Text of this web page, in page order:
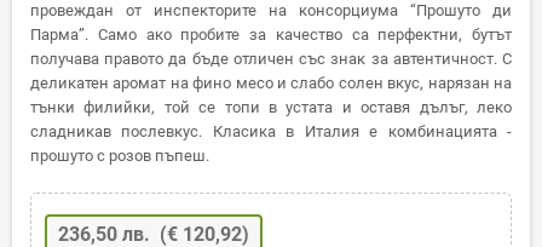
провеждан от инспекторите на консорциума “Прошуто ди
Парма”. Само ако пробите за качество са перфектни, бутът
получава правото да бъде отличен със знак за автентичност. С
деликатен аромат на фино месо и слабо солен вкус, нарязан на
тънки филийки, той се топи в устата и оставя дълъг, леко
сладникав послевкус. Класика в Италия е комбинацията -
прошуто с розов пъпеш.
236,50 лв. (€ 120,92)